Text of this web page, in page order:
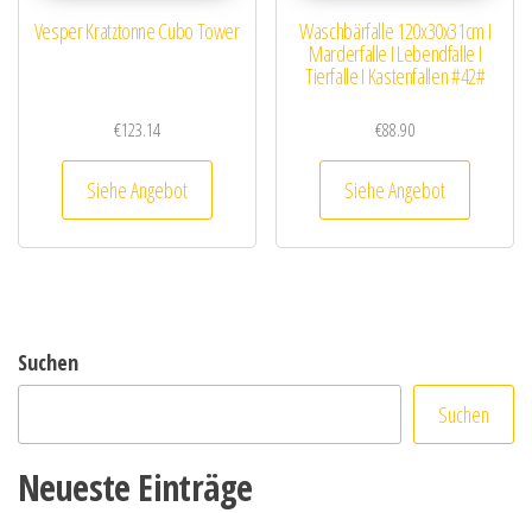
Vesper Kratztonne Cubo Tower
€123.14
Siehe Angebot
Waschbärfalle 120x30x31cm I
Marderfalle I Lebendfalle I
Tierfalle I Kastenfallen #42#
€88.90
Siehe Angebot
Suchen
Suchen
Neueste Einträge